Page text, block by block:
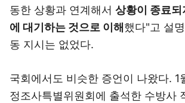
동한 상황과 연계해서 상황이 종료
에 대기하는 것으로 이해 했다"고 설
동 지시는 없었다.
국회에서도 비슷한 증언이 나왔다. 1
정조사특별위원회에 출석한 수방사